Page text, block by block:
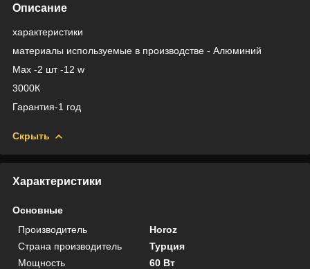
Описание
характеристики
материалы используемые в производстве - Алюминий
Max -2 шт -12 w
3000К
Гарантия-1 год
Скрыть
Характеристики
Основные
Производитель
Horoz
Страна производитель
Турция
Мощность
60 Вт